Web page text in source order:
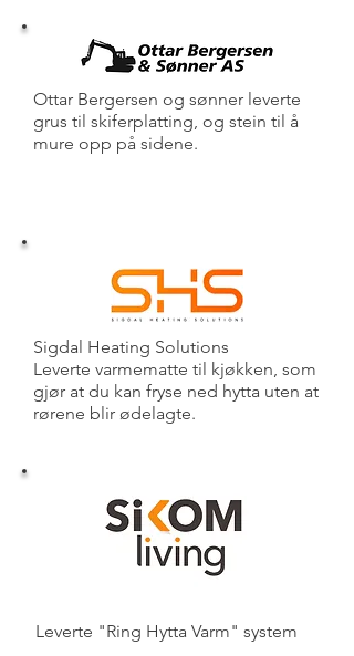
Ottar Bergersen og sønner leverte
grus til skiferplatting, og stein til å
mure opp på sidene.
Sigdal Heating Solutions
Leverte varmematte til kjøkken, som
gjør at du kan fryse ned hytta uten at
rørene blir ødelagte.
Leverte "Ring Hytta Varm" system